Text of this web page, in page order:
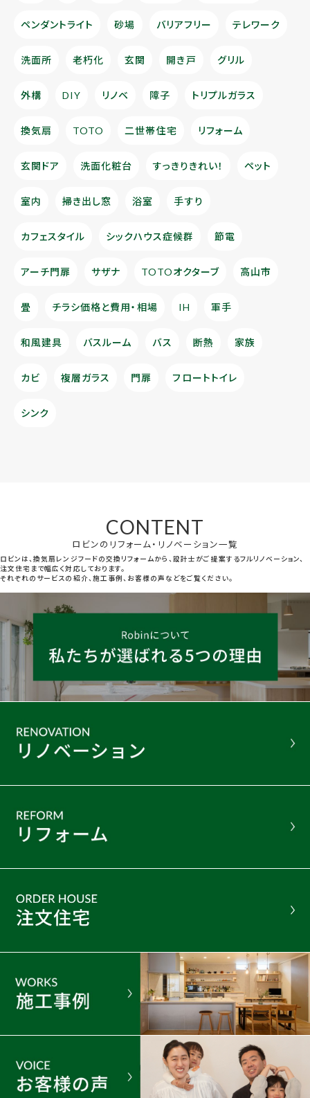
ペンダントライト 砂場 バリアフリー テレワーク
洗面所 老朽化 玄関 開き戸 グリル
外構 DIY リノベ 障子 トリプルガラス
換気扇 TOTO 二世帯住宅 リフォーム
玄関ドア 洗面化粧台 すっきりきれい！ ペット
室内 掃き出し窓 浴室 手すり
カフェスタイル シックハウス症候群 節電
アーチ門扉 サザナ TOTOオクターブ 高山市
畳 チラシ価格と費用・相場 IH 軍手
和風建具 バスルーム バス 断熱 家族
カビ 複層ガラス 門扉 フロートトイレ
シンク
CONTENT
ロビンのリフォーム・リノベーション一覧
ロビンは、換気扇レンジフードの交換リフォームから、設計士がご提案するフルリノベーション、
注文住宅まで幅広く対応しております。
それぞれのサービスの紹介、施工事例、お客様の声などをご覧ください。